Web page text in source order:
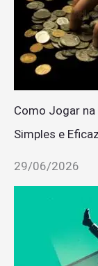
Como Jogar na
Simples e Eficaz
29/06/2026